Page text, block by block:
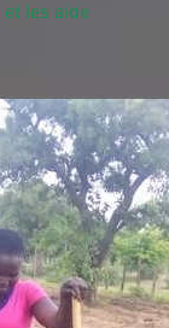
les aide